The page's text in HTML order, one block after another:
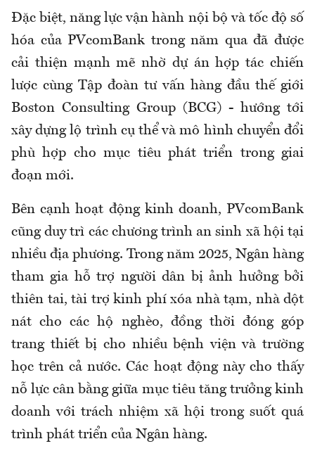
Đặc biệt, năng lực vận hành nội bộ và tốc độ số
hóa của PVcomBank trong năm qua đã được
cải thiện mạnh mẽ nhờ dự án hợp tác chiến
lược cùng Tập đoàn tư vấn hàng đầu thế giới
Boston Consulting Group (BCG) - hướng tới
xây dựng lộ trình cụ thể và mô hình chuyển đổi
phù hợp cho mục tiêu phát triển trong giai
đoạn mới.
Bên cạnh hoạt động kinh doanh, PVcomBank
cũng duy trì các chương trình an sinh xã hội tại
nhiều địa phương. Trong năm 2025, Ngân hàng
tham gia hỗ trợ người dân bị ảnh hưởng bởi
thiên tai, tài trợ kinh phí xóa nhà tạm, nhà dột
nát cho các hộ nghèo, đồng thời đóng góp
trang thiết bị cho nhiều bệnh viện và trường
học trên cả nước. Các hoạt động này cho thấy
nỗ lực cân bằng giữa mục tiêu tăng trưởng kinh
doanh với trách nhiệm xã hội trong suốt quá
trình phát triển của Ngân hàng.